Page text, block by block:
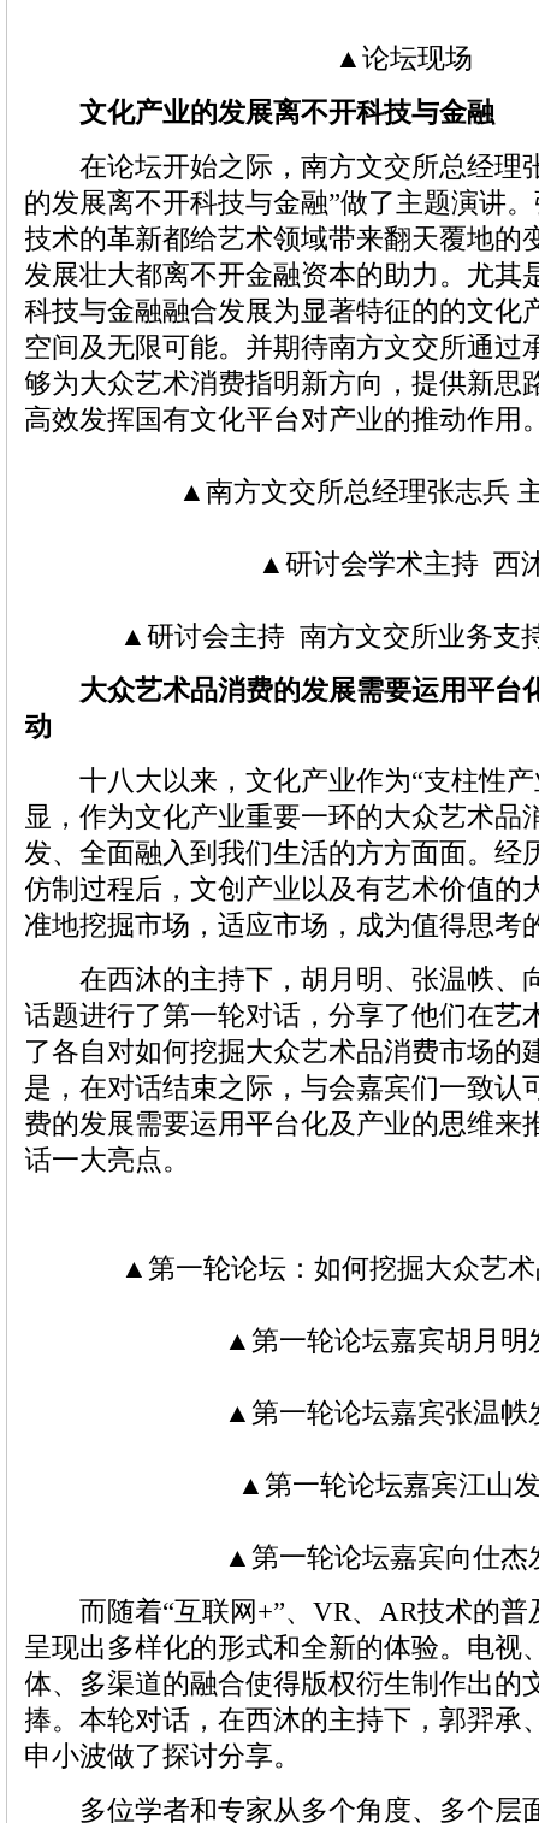
▲论坛现场
文化产业的发展离不开科技与金融
在论坛开始之际，南方文交所总经理
的发展离不开科技与金融”做了主题演讲
技术的革新都给艺术领域带来翻天覆地的
发展壮大都离不开金融资本的助力。尤其
科技与金融融合发展为显著特征的的文化
空间及无限可能。并期待南方文交所通过
够为大众艺术消费指明新方向，提供新思
高效发挥国有文化平台对产业的推动作用
▲南方文交所总经理张志兵
▲研讨会学术主持 西
▲研讨会主持 南方文交所业务支
大众艺术品消费的发展需要运用平台
动
十八大以来，文化产业作为“支柱性产
显，作为文化产业重要一环的大众艺术品
发、全面融入到我们生活的方方面面。经
仿制过程后，文创产业以及有艺术价值的
准地挖掘市场，适应市场，成为值得思考
在西沐的主持下，胡月明、张温帙、
话题进行了第一轮对话，分享了他们在艺
了各自对如何挖掘大众艺术品消费市场的
是，在对话结束之际，与会嘉宾们一致认
费的发展需要运用平台化及产业的思维来
话一大亮点。
▲第一轮论坛：如何挖掘大众艺
▲第一轮论坛嘉宾胡月明
▲第一轮论坛嘉宾张温帙
▲第一轮论坛嘉宾江山
▲第一轮论坛嘉宾向仕杰
而随着“互联网+”、VR、AR技术的普
呈现出多样化的形式和全新的体验。电视
体、多渠道的融合使得版权衍生制作出的
捧。本轮对话，在西沐的主持下，郭羿承
申小波做了探讨分享。
多位学者和专家从多个角度、多个层